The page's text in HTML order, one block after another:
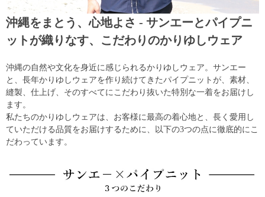
沖縄をまとう、心地よさ - サンエーとパイプニ
ットが織りなす、こだわりのかりゆしウェア
沖縄の自然や文化を身近に感じられるかりゆしウェア。サンエー
と、長年かりゆしウェアを作り続けてきたパイプニットが、素材、
縫製、仕上げ、そのすべてにこだわり抜いた特別な一着をお届けし
ます。
私たちのかりゆしウェアは、お客様に最高の着心地と、長く愛用し
ていただける品質をお届けするために、以下の3つの点に徹底的にこ
だわっています。